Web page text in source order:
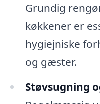
Grundig
køkkener er
hygiejniske
og gæster.
Støvsugning